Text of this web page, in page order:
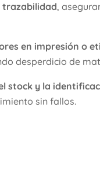
trazabilidad,
en impresión o
desperdicio de
stock y la
sin fallos.